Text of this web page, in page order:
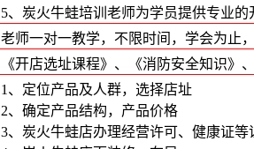
5、炭火牛蛙培训老师为学员提供专业
老师一对一教学，不限时间，学会为止
《开店选址课程》、《消防安全知识》
1、定位产品及人群，选择店址
2、确定产品结构，产品价格
3、炭火牛蛙店办理经营许可、健康证等